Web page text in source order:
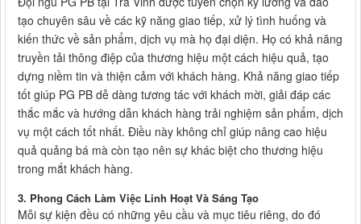
tạo chuyên sâu về các kỹ năng giao tiếp, xử lý tình huống và
kiến thức về sản phẩm, dịch vụ mà họ đại diện. Họ có khả năng
truyền tải thông điệp của thương hiệu một cách hiệu quả, tạo
dựng niềm tin và thiện cảm với khách hàng. Khả năng giao tiếp
tốt giúp PG PB dễ dàng tương tác với khách mời, giải đáp các
thắc mắc và hướng dẫn khách hàng trải nghiệm sản phẩm, dịch
vụ một cách tốt nhất. Điều này không chỉ giúp nâng cao hiệu
quả quảng bá mà còn tạo nên sự khác biệt cho thương hiệu
trong mắt khách hàng.
3. Phong Cách Làm Việc Linh Hoạt Và Sáng Tạo
Mỗi sự kiện đều có những yêu cầu và mục tiêu riêng, do đó